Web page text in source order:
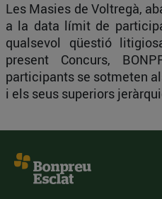
Les Masies de Voltregà,
a la data límit de
qualsevol qüestió
present Concurs,
participants se sotmeten
i els seus superiors